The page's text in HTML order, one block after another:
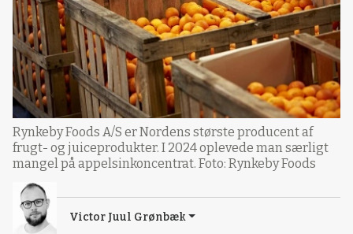
Rynkeby Foods A/S er Nordens største producent af
frugt- og juiceprodukter. I 2024 oplevede man særligt
mangel på appelsinkoncentrat. Foto: Rynkeby Foods
Victor Juul Grønbæk